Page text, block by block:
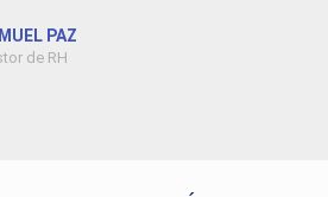
PAZ
de RH